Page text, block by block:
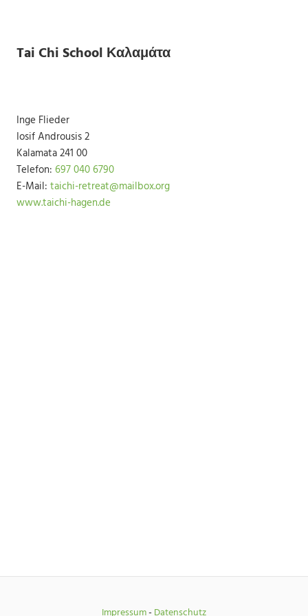
Tai Chi School Καλαμάτα
Inge Flieder
Iosif Androusis 2
Kalamata 241 00
Telefon: 697 040 6790
E-Mail: taichi-retreat@mailbox.org
www.taichi-hagen.de
Impressum- Datenschutz